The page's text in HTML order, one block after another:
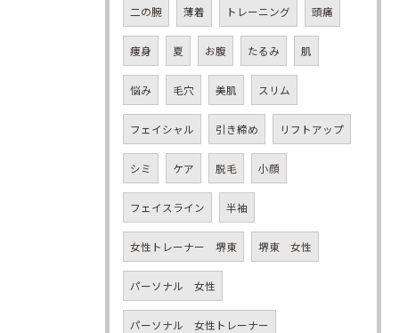
二の腕 薄着 トレーニング 頭痛
痩身 夏 お腹 たるみ 肌
悩み 毛穴 美肌 スリム
フェイシャル 引き締め リフトアップ
シミ ケア 脱毛 小顔
フェイスライン 半袖
女性トレーナー 堺東 堺東 女性
パーソナル 女性
パーソナル 女性トレーナー